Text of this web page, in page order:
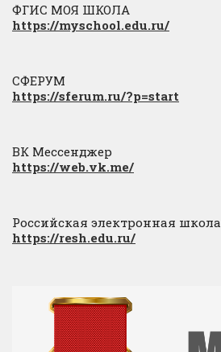
ФГИС МОЯ ШКОЛА
https://myschool.edu.ru/
СФЕРУМ
https://sferum.ru/?p=start
ВК Мессенджер
https://web.vk.me/
Российская электронная школа
https://resh.edu.ru/